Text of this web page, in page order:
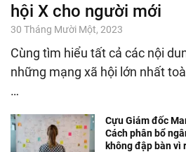
hội X cho người mới
30 Tháng Mười Một, 2023
Cùng tìm hiểu tất cả các nội
những mạng xã hội lớn nhất
…
Cựu Giám đốc
Cách phân bổ
không đập bàn vì